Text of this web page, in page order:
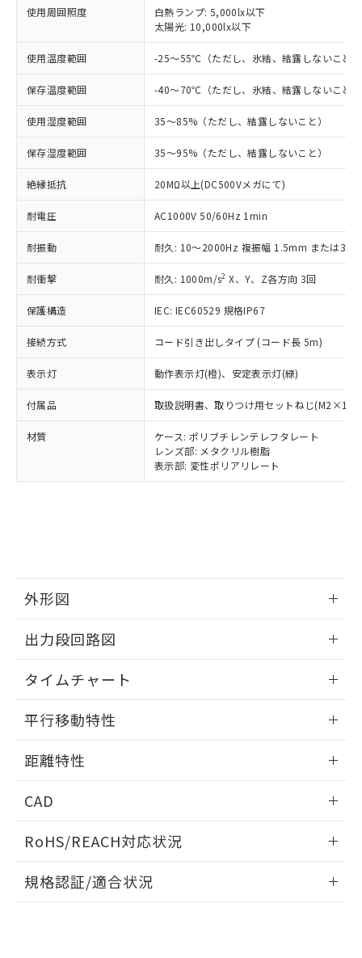
使用周囲照度
白熱ランプ: 5,000lx以下
太陽光: 10,000lx以下
使用温度範囲 -25～55℃（ただし、氷結、結露しないこと）
保存温度範囲 -40～70℃（ただし、氷結、結露しないこと）
使用湿度範囲 35～85%（ただし、結露しないこと）
保存湿度範囲 35～95%（ただし、結露しないこと）
絶縁抵抗 20MΩ以上(DC500Vメガにて)
耐電圧 AC1000V 50/60Hz 1min
耐振動 耐久: 10～2000Hz 複振幅 1.5mm または
耐衝撃 耐久: 1000m/s2 X、Y、Z各方向 3回
保護構造 IEC: IEC60529 規格IP67
接続方式 コード引き出しタイプ (コード長 5m)
表示灯 動作表示灯(橙)、安定表示灯(緑)
付属品 取扱説明書、取りつけ用セットねじ(M2×14)
材質
ケース: ポリブチレンテレフタレート
レンズ部: メタクリル樹脂
表示部: 変性ポリアリレート
外形図
出力段回路図
タイムチャート
平行移動特性
距離特性
受光出力-距離特性
CAD
ドすることができます。
ログイン/会員登録
RoHS/REACH対応状況
EU RoHS 注意事項・凡例
規格認証/適合状況
ご利用条件
以下の条件をお読みいただき、同意のうえ
ご利用ください。
本サービスは、当社制御機器事業取扱
商品の当社在庫状況および標準価格
(税抜)を提供させていただくもので
当社制御機器事業取扱商品の中には、
本サービスの対象外となる商品もある
ことをご了承ください。
在庫状況および標準価格照会結果は、
記載している更新日時点での社内デー
タに基づき作成されるものであり、閲
覧された時点での実際の在庫および標
準価格とは異なる場合があることをご
了承ください。
正式な納期状況および標準価格はお客
様のお取引先、またはお客様担当のオ
ムロン制御機器販売店・当社販売員に
ご相談ください。
オムロン制御機器販売店や当社販売拠
販売ネットワーク
」をご確認
在庫状況および標準価格結果を当社の
あります。
登録された部品リストについて、当社
および当社の共同利用者が、当社の製
品・サービスに関するお客様との取
をご了承ください。
※当社の共同利用者とは、"個人情報
の共同利用に関して"
す。
対応予定：EU RoHS指令（10物質）の非含
有に対応した製品に切り替える予定のある
商品です。
非含有に非対応の商品で、対応品を出す予
定はありません。
非含有の対応状況を調査中または確認中の
非該当品：ライセンス料など無形物で、有
害物質有無と関係のない商品です。
仕入先様の事情により、非含有部品として
いたものが、含有品と判明した場合などや
むを得ず変更することがあります。
*EU RoHS指令（10物質）：
鉛(Pb) 1000ppm以下、 水銀(Hg) 1000ppm以下、 カド
ミウム(Cd) 100ppm以下、
(PBDE) 1000ppm以下、フタル酸ビス(2-エチルヘキシ
ル) (DEHP)(別名：DOP) 1000ppm以下、フタル酸ブチ
ルベンジル（BBP） 1000ppm以下、フタル酸ジブチル
（DBP） 1000ppm以下、フタル酸ジイソブチル
(DIBP) 1000ppm以下
但し、RoHS指令で産業用監視および制御機器に対する
適用除外項目は除く。
フタル酸エステル類の４物質については閾値を超える意
図的な使用がないことを確認しています。
※3 非含有証明書ダウンロード
下記の非含有証明書をダウンロードするこ
とができます。
51物質の非含有証明書（当社基準）
※本証明書は発行日時点で非含有を証明す
るもので、過去に遡って非含有を証明する
ものではありません。
また、RoHS指令のフタル酸エステル類４
既に当社にて対応品への在庫切替を完了
していることから、特段のことがない限
り、2022年1月12日より割愛しておりま
す。
※1 中国RoHS○×表
「○」：最大均質材料含有率が中国RoHSの
基準値以下であることを示します。
「×」：最大均質材料含有率が中国RoHSの
基準値を超えていることを示します。
「－」：未確認です。当社販売部門へお問
い合わせください。
*中国RoHS10物質の基準値 (GB/T26572)：
Pb(鉛) :1000ppm、 Hg(水銀) : 1000ppm、 Cd(カドミウ
Cr(Ⅵ)(六価クロム) : 1000ppm、 PBBs(ポリ臭化ビフェ
ニル類) : 1000ppm、 PBDEs(ポリ臭化ジフェニルエーテ
DBP(フタル酸ジブチル) : 1000ppm、 DIBP(フタル酸ジ
イソブチル) : 1000ppm、 BBP(フタル酸ブチルベンジ
DEHP(フタル酸ビス(2-エチルヘキシル)) : 1000ppm
※2 環境保護使用期限
「－」：未確認です。当社販売部門へお問
い合わせください。
当社は、これら貴社製品のうち、外国
為替および外国貿易法に定める商品
（以下｢規制貨物等」という）を輸出
または国外への提供する場合は、日本
国政府の輸出許可(または役務取引許
可)を取得するなどの必要な手続きを
当社は規制貨物を破棄する場合は、完
全に破砕するなど、違法に輸出されな
いよう必要な手段を講じます。
当社は貴社製品を、核兵器、ミサイ
ル、化学兵器、生物兵器またはその他
武器並びにこれらの製造装置等に一切
使用いたしません。
当社は、貴社製品を第三者に販売する
合意する キャンセル
一定数以上の在庫あり
一定数には満たないが在庫あり
在庫なし(最新の在庫状況につ
いては、お客様のお取引先、ま
たはお客様担当のオムロン制御
機器販売店・当社販売員にご確